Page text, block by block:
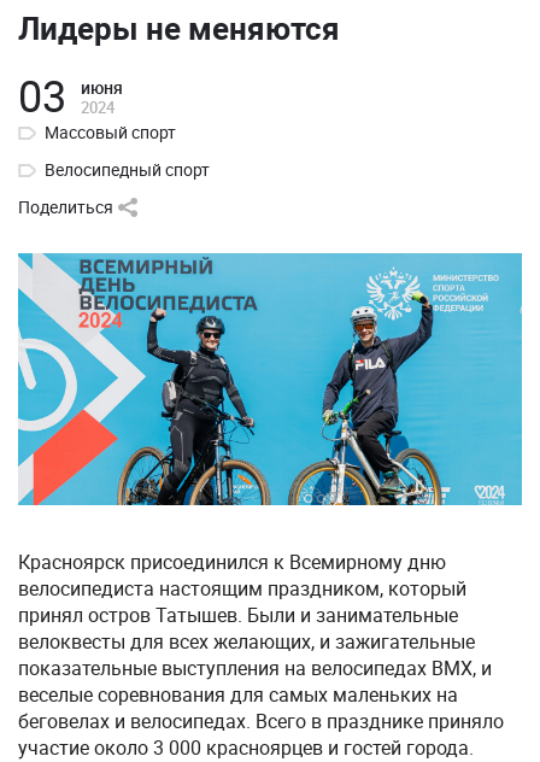
Лидеры не меняются
03 июня
2024
Массовый спорт
Велосипедный спорт
Поделиться
Красноярск присоединился к Всемирному дню
велосипедиста настоящим праздником, который
принял остров Татышев. Были и занимательные
велоквесты для всех желающих, и зажигательные
показательные выступления на велосипедах ВМХ, и
веселые соревнования для самых маленьких на
беговелах и велосипедах. Всего в празднике приняло
участие около 3 000 красноярцев и гостей города.